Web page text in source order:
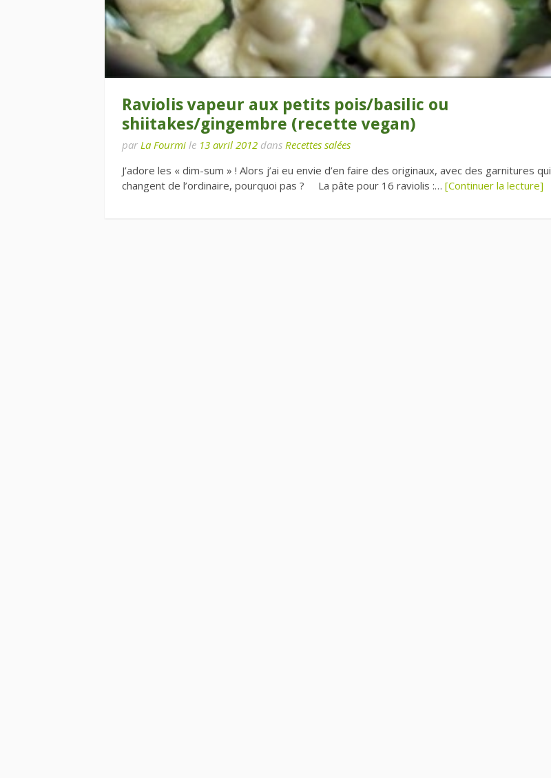
Raviolis vapeur aux petits pois/basilic ou
shiitakes/gingembre (recette vegan)
par La Fourmi le 13 avril 2012 dans Recettes salées
J’adore les « dim-sum » ! Alors j’ai eu envie d’en faire des originaux, avec des garnitures qui
changent de l’ordinaire, pourquoi pas ? La pâte pour 16 raviolis :… [Continuer la lecture]